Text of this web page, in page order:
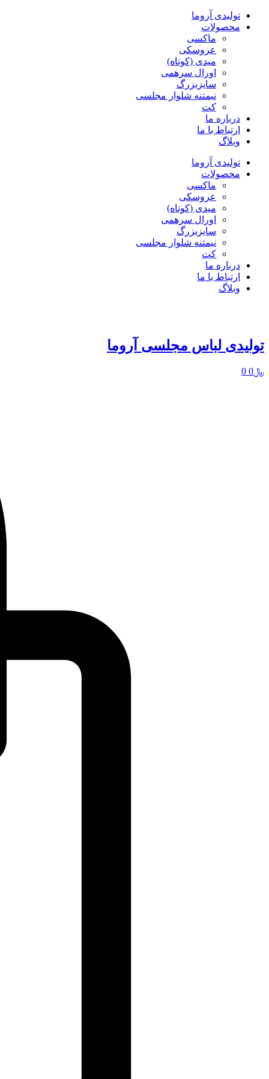
پرش
تولیدی آروما
محصولات
ماکسی
عروسکی
میدی (کوتاه)
اورال سرهمی
سایزبزرگ
نیمتنه شلوار مجلسی
کت
درباره ما
ارتباط با ما
وبلاگ
تولیدی آروما
محصولات
ماکسی
عروسکی
میدی (کوتاه)
اورال سرهمی
سایزبزرگ
نیمتنه شلوار مجلسی
کت
درباره ما
ارتباط با ما
وبلاگ
تولیدی لباس مجلسی آروما
﷼0
0